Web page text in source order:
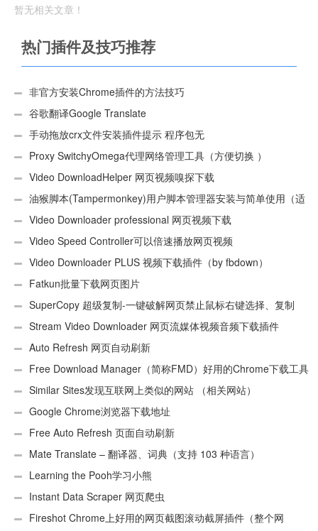
暂无相关文章！
热门插件及技巧推荐
非官方安装Chrome插件的方法技巧
谷歌翻译Google Translate
手动拖放crx文件安装插件提示 程序包无
效:“CEX_HEADER_INVALID”的解决办法
Proxy SwitchyOmega代理网络管理工具（方便切换 ）
Video DownloadHelper 网页视频嗅探下载
油猴脚本(Tampermonkey)用户脚本管理器安装与简单使用（适
用Android）
Video Downloader professional 网页视频下载
Video Speed Controller可以倍速播放网页视频
Video Downloader PLUS 视频下载插件（by fbdown）
Fatkun批量下载网页图片
SuperCopy 超级复制-一键破解网页禁止鼠标右键选择、复制
Stream Video Downloader 网页流媒体视频音频下载插件
Auto Refresh 网页自动刷新
Free Download Manager（简称FMD）好用的Chrome下载工具
插件Similar Sites发现互联网上类似的网站 （相关网站）
Google Chrome浏览器下载地址
Free Auto Refresh 页面自动刷新
Mate Translate – 翻译器、词典（支持 103 种语言）
Learning the Pooh学习小熊
Instant Data Scraper 网页爬虫
Fireshot Chrome上好用的网页截图滚动截屏插件（整个网